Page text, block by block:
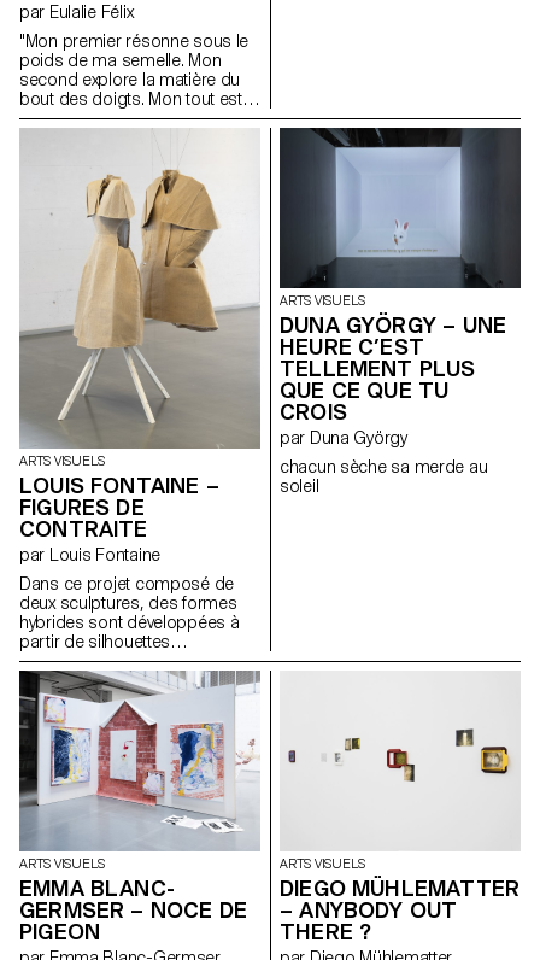
par Eulalie Félix
"Mon premier résonne sous le
poids de ma semelle. Mon
second explore la matière du
bout des doigts. Mon tout est
modeste et nourricière,
ARTS VISUELS
LOUIS FONTAINE –
FIGURES DE
CONTRAITE
par Louis Fontaine
Dans ce projet composé de
deux sculptures, des formes
hybrides sont développées à
partir de silhouettes
empruntées aux robes à panier,
aux armures médiévales, aux
vêtements liturgiques et aux
tenues de pompiers japonais
féodaux. L’ensemble explore la
notion d’apparat et sa relation
évolutive au corps, en abordant
les thèmes de l’identité, du
rituel et de la contrainte. Une
tension dynamique entre
protection et rigidité s’en
dégage. Influencées par la
richesse tactile d’Olga de
Amaral et les innovations
textiles sculpturales de Jeanne
Vicérial, les sculptures habitent
ARTS VISUELS
DUNA GYÖRGY – UNE
HEURE C’EST
TELLEMENT PLUS
QUE CE QUE TU
CROIS
par Duna György
chacun sèche sa merde au
soleil
ARTS VISUELS
EMMA BLANC-
GERMSER – NOCE DE
PIGEON
ARTS VISUELS
DIEGO MÜHLEMATTER
– ANYBODY OUT
THERE ?